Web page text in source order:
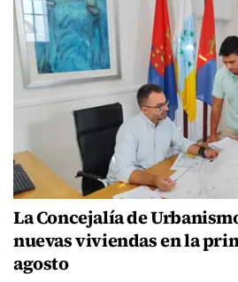
La Concejalía de
nuevas viviendas en la
agosto